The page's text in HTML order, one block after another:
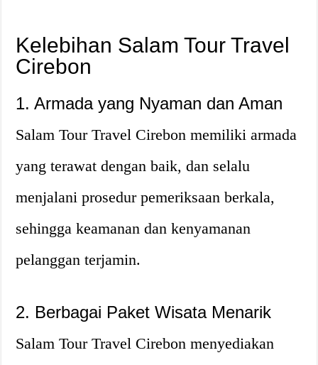
Kelebihan Salam Tour Travel
Cirebon
1. Armada yang Nyaman dan Aman
Salam Tour Travel Cirebon memiliki armada
yang terawat dengan baik, dan selalu
menjalani prosedur pemeriksaan berkala,
sehingga keamanan dan kenyamanan
pelanggan terjamin.
2. Berbagai Paket Wisata Menarik
Salam Tour Travel Cirebon menyediakan